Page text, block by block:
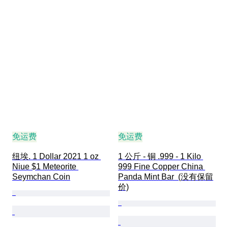
免运费
纽埃. 1 Dollar 2021 1 oz
Niue $1 Meteorite
Seymchan Coin
免运费
1 公斤 - 铜 .999 - 1 Kilo
999 Fine Copper China
Panda Mint Bar  (没有保留
价)